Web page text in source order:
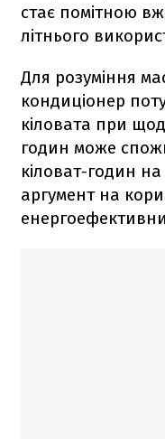
стає помітною
літнього
Для розуміння
кондиціонер
кіловата при
годин може
кіловат-годин
аргумент на